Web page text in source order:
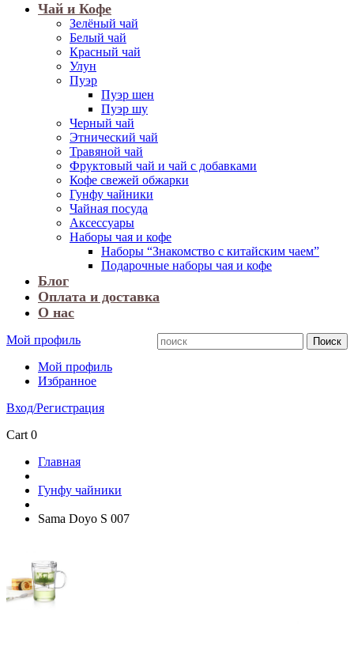
Чай и Кофе
Зелёный чай
Белый чай
Красный чай
Улун
Пуэр
Пуэр шен
Пуэр шу
Черный чай
Этнический чай
Травяной чай
Фруктовый чай и чай с добавками
Кофе свежей обжарки
Гунфу чайники
Чайная посуда
Аксессуары
Наборы чая и кофе
Наборы “Знакомство с китайским чаем”
Подарочные наборы чая и кофе
Блог
Оплата и доставка
О нас
Мой профиль
Мой профиль
Избранное
Вход/Регистрация
Cart 0
Главная
Гунфу чайники
Sama Doyo S 007